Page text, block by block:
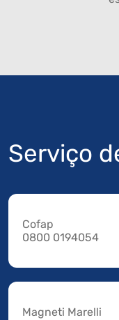
Serviço
Cofap
0800 0194054
Magneti Marelli